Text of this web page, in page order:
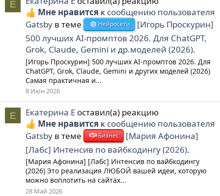
Е
Мне нравится к сообщению пользователя
Gatsby в теме Нейросети
[Игорь Проскурин]
500 лучших AI-промптов 2026. Для ChatGPT,
Grok, Claude, Gemini и др.моделей (2026).
[Игорь Проскурин] 500 лучших AI-промптов 2026. Для
ChatGPT, Grok, Claude, Gemini и других моделей (2026)
Самая практичная и...
8 Июн 2026
Е Екатерина Е оставил(а) реакцию
Мне нравится к сообщению пользователя
Gatsby в теме Бизнес
[Мария Афонина]
[Лабс] Интенсив по вайбкодингу (2026).
[Мария Афонина] [Лабс] Интенсив по вайбкодингу
(2026) Это реализация ЛЮБОЙ вашей идеи, которую
можно воплотить на сайтах...
28 Май 2026